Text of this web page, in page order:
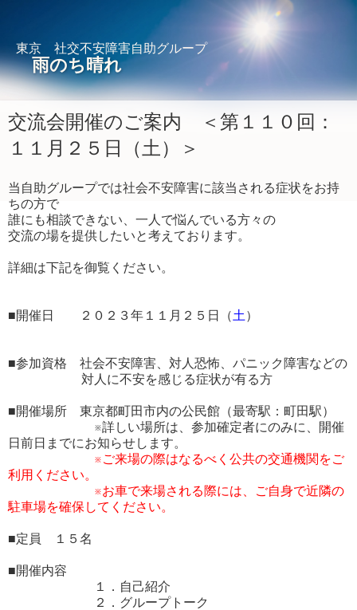
東京 社交不安障害自助グループ
雨のち晴れ
交流会開催のご案内 ＜第１１０回：
１１月２５日（土）＞
当自助グループでは社会不安障害に該当される症状をお持
ちの方で
誰にも相談できない、一人で悩んでいる方々の
交流の場を提供したいと考えております。
詳細は下記を御覧ください。
■開催日 ２０２３年１１月２５日（土 ）
■参加資格 社会不安障害、対人恐怖、パニック障害などの
対人に不安を感じる症状が有る方
■開催場所 東京都町田市内の公民館（最寄駅：町田駅）
※詳しい場所は、参加確定者にのみに、開催
日前日までにお知らせします。
※ご来場の際はなるべく公共の交通機関をご
利用ください。
※お車で来場される際には、ご自身で近隣の
駐車場を確保してください。
■定員 １５名
■開催内容
１．自己紹介
２．グループトーク